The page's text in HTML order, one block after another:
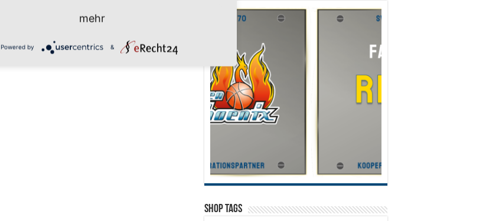
Shop Tags
mehr
Powered by &